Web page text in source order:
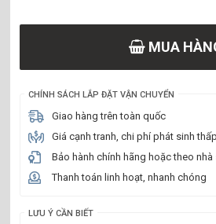
MUA
CHÍNH SÁCH LẮP ĐẶT VẬN CHUYỂN
Giao hàng trên toàn quốc
Giá cạnh tranh, chi phí phát sinh thấp
Bảo hành chính hãng hoặc theo nhà
Thanh toán linh hoạt, nhanh chóng
LƯU Ý CẦN BIẾT